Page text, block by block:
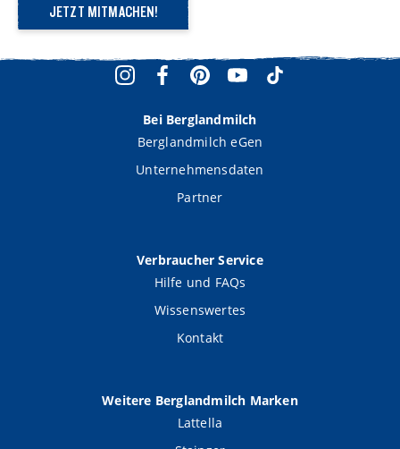
JETZT MITMACHEN!
Bei Berglandmilch
Berglandmilch eGen
Unternehmensdaten
Partner
Verbraucher Service
Hilfe und FAQs
Wissenswertes
Kontakt
Weitere Berglandmilch Marken
Lattella